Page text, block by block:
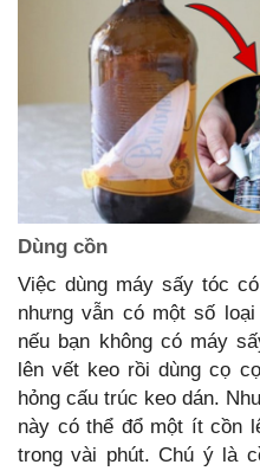
Dùng cồn
Việc dùng máy sấy tóc
nhưng vẫn có một số
nếu bạn không có máy
lên vết keo rồi dùng cọ
hỏng cấu trúc keo dán.
này có thể đổ một ít cồn
trong vài phút. Chú ý là